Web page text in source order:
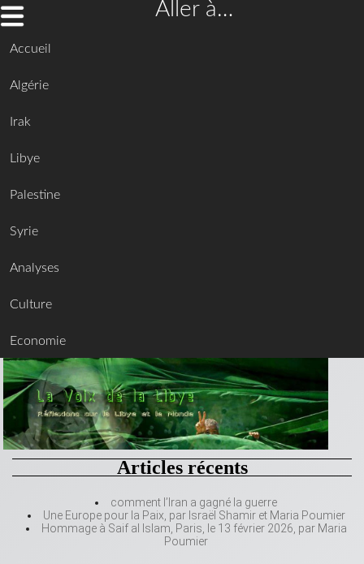
Aller à…
Accueil
Algérie
Irak
Libye
Palestine
Syrie
Analyses
Culture
Economie
Articles récents
comment l’Iran a gagné la guerre
Une Europe pour la Paix, par Israël Shamir et Maria Poumier
Hommage à Saif al Islam, Paris, le 13 février 2026, par Maria
Poumier